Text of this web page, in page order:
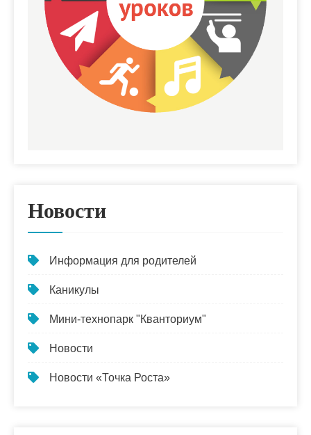
Новости
Информация для родителей
Каникулы
Мини-технопарк "Кванториум"
Новости
Новости «Точка Роста»